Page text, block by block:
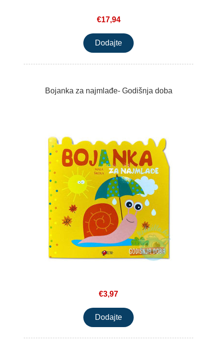
€17,94
Bojanka za najmlađe- Godišnja doba
€3,97